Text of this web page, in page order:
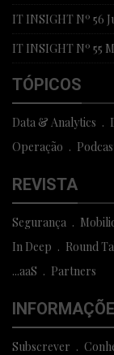
IT INSIGHT Nº 56
IT INSIGHT Nº 55
TÓPICOS
Data & Analytics
Operação
REVISTA
Segurança
In Deep
Round
...aaS
Partners
Subscrever